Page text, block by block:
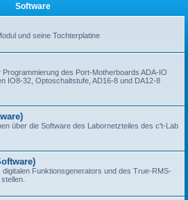
Software
und seine Tochterplatine
des Port-Motherboards ADA-IO
IO8-32, Optoschaltstufe, AD16-8 und DA12-8
über die Software des Labornetzteiles des c't-Lab
Funktionsgenerators und des True-RMS-